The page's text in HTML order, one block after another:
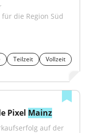
für die Region Süd
Teilzeit
Vollzeit
Pixel Mainz
auf der